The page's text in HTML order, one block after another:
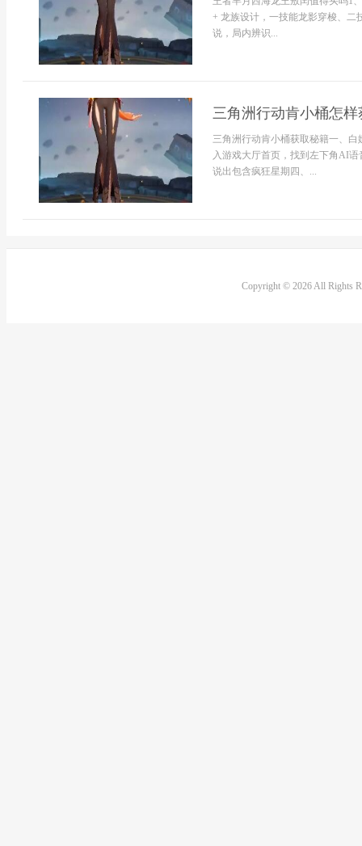
+ 龙族设计，一技能龙影穿梭、二
说，局内辨识...
三角洲行动肯小桶怎
三角洲行动肯小桶获取秘籍一、
入游戏大厅首页，找到左下角AI
说出包含疯狂星期四、...
Copyright © 2026 All Rights